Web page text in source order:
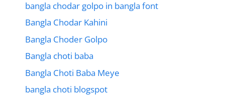
bangla chodar golpo in bangla font
Bangla Chodar Kahini
Bangla Choder Golpo
Bangla choti baba
Bangla Choti Baba Meye
bangla choti blogspot